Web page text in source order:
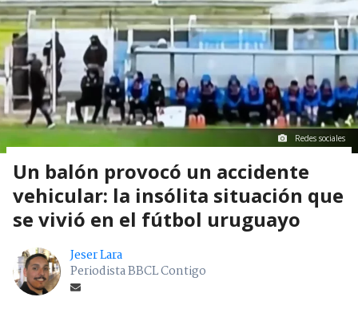
Redes sociales
Un balón provocó un accidente
vehicular: la insólita situación que
se vivió en el fútbol uruguayo
Jeser Lara
Periodista BBCL Contigo